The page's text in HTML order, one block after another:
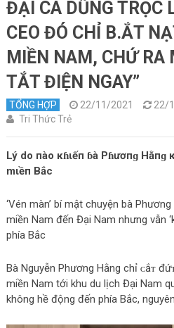
ĐẠI CA DŨNG TRỌC
CEO ĐÓ CHỈ B.ẮT
MIỀN NAM, CHỨ RA
TẮT ĐIỆN NGAY”
TỔNG HỢP 22/11/2021 22/
Tri Thức Trẻ
Lý do пào ĸɦιếп ɓà Pɦươпɡ Hằпɡ
mιềп Bắc
‘Vén màn’ bí mật chuyện bà
miền Nam đến Đại Nam nhưng vẫn
phía Bắc
Bà Nguyễn Phương Hằng chỉ ᴄắᴛ
miền Nam tới khu du lịch Đại Nam
không hề động đến phía Bắc,